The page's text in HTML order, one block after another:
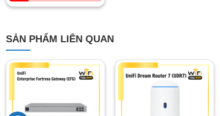
SẢN PHẨM LIÊN QUAN